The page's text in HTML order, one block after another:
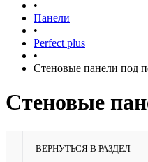
•
Панели
•
Perfect plus
•
Стеновые панели под
Стеновые
ВЕРНУТЬСЯ В РАЗДЕЛ